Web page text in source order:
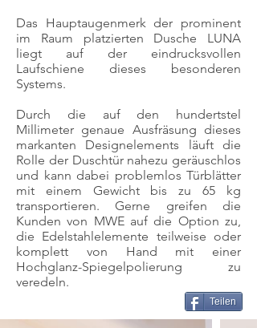
Teilen
Das Hauptaugenmerk der prominent
im Raum platzierten Dusche LUNA
liegt auf der eindrucksvollen
Laufschiene dieses besonderen
Systems.
Durch die auf den hundertstel
Millimeter genaue Ausfräsung dieses
markanten Designelements läuft die
Rolle der Duschtür nahezu geräuschlos
und kann dabei problemlos Türblätter
mit einem Gewicht bis zu 65 kg
transportieren. Gerne greifen die
Kunden von MWE auf die Option zu,
die Edelstahlelemente teilweise oder
komplett von Hand mit einer
Hochglanz-Spiegelpolierung zu
veredeln.